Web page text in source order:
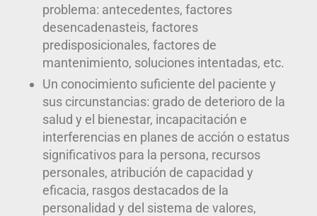
problema: antecedentes, factores
desencadenasteis, factores
predisposicionales, factores de
mantenimiento, soluciones intentadas, etc.
Un conocimiento suficiente del paciente y
sus circunstancias: grado de deterioro de la
salud y el bienestar, incapacitación e
interferencias en planes de acción o estatus
significativos para la persona, recursos
personales, atribución de capacidad y
eficacia, rasgos destacados de la
personalidad y del sistema de valores,